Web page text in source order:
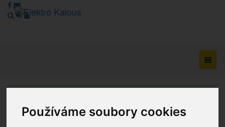
Používáme soubory cookies
režimu Katalogu. Objednávky on-line nyní nelze vyřídit.
Děkujeme za pochopení.